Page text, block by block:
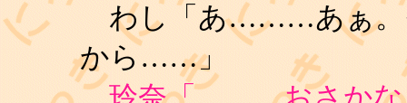
わし「あ………あぁ。
から……」